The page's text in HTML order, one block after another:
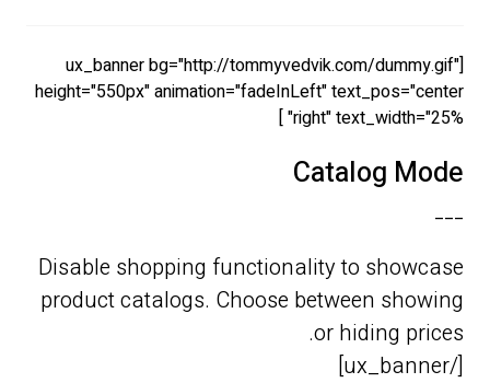
[ux_banner bg="http://tommyvedvik.com/dummy.gif"
height="550px" animation="fadeInLeft" text_pos="center
right" text_width="25%" ]
Catalog Mode
___
Disable shopping functionality to showcase
product catalogs. Choose between showing
or hiding prices.
[/ux_banner]